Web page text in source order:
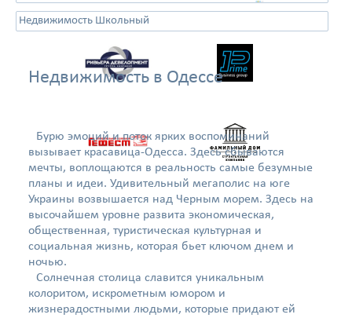
Недвижимость Школьный
Недвижимость в Одессе
Бурю эмоций и поток ярких воспоминаний
вызывает красавица-Одесса. Здесь сбываются
мечты, воплощаются в реальность самые безумные
планы и идеи. Удивительный мегаполис на юге
Украины возвышается над Черным морем. Здесь на
высочайшем уровне развита экономическая,
общественная, туристическая культурная и
социальная жизнь, которая бьет ключом днем и
ночью.
Солнечная столица славится уникальным
колоритом, искрометным юмором и
жизнерадостными людьми, которые придают ей